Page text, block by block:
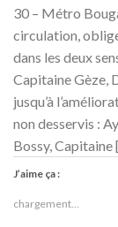
30 – Métro
circulation,
dans les deux
Capitaine Gèze,
jusqu’à
non desservis :
Bossy,
J’aime ça :
chargement…